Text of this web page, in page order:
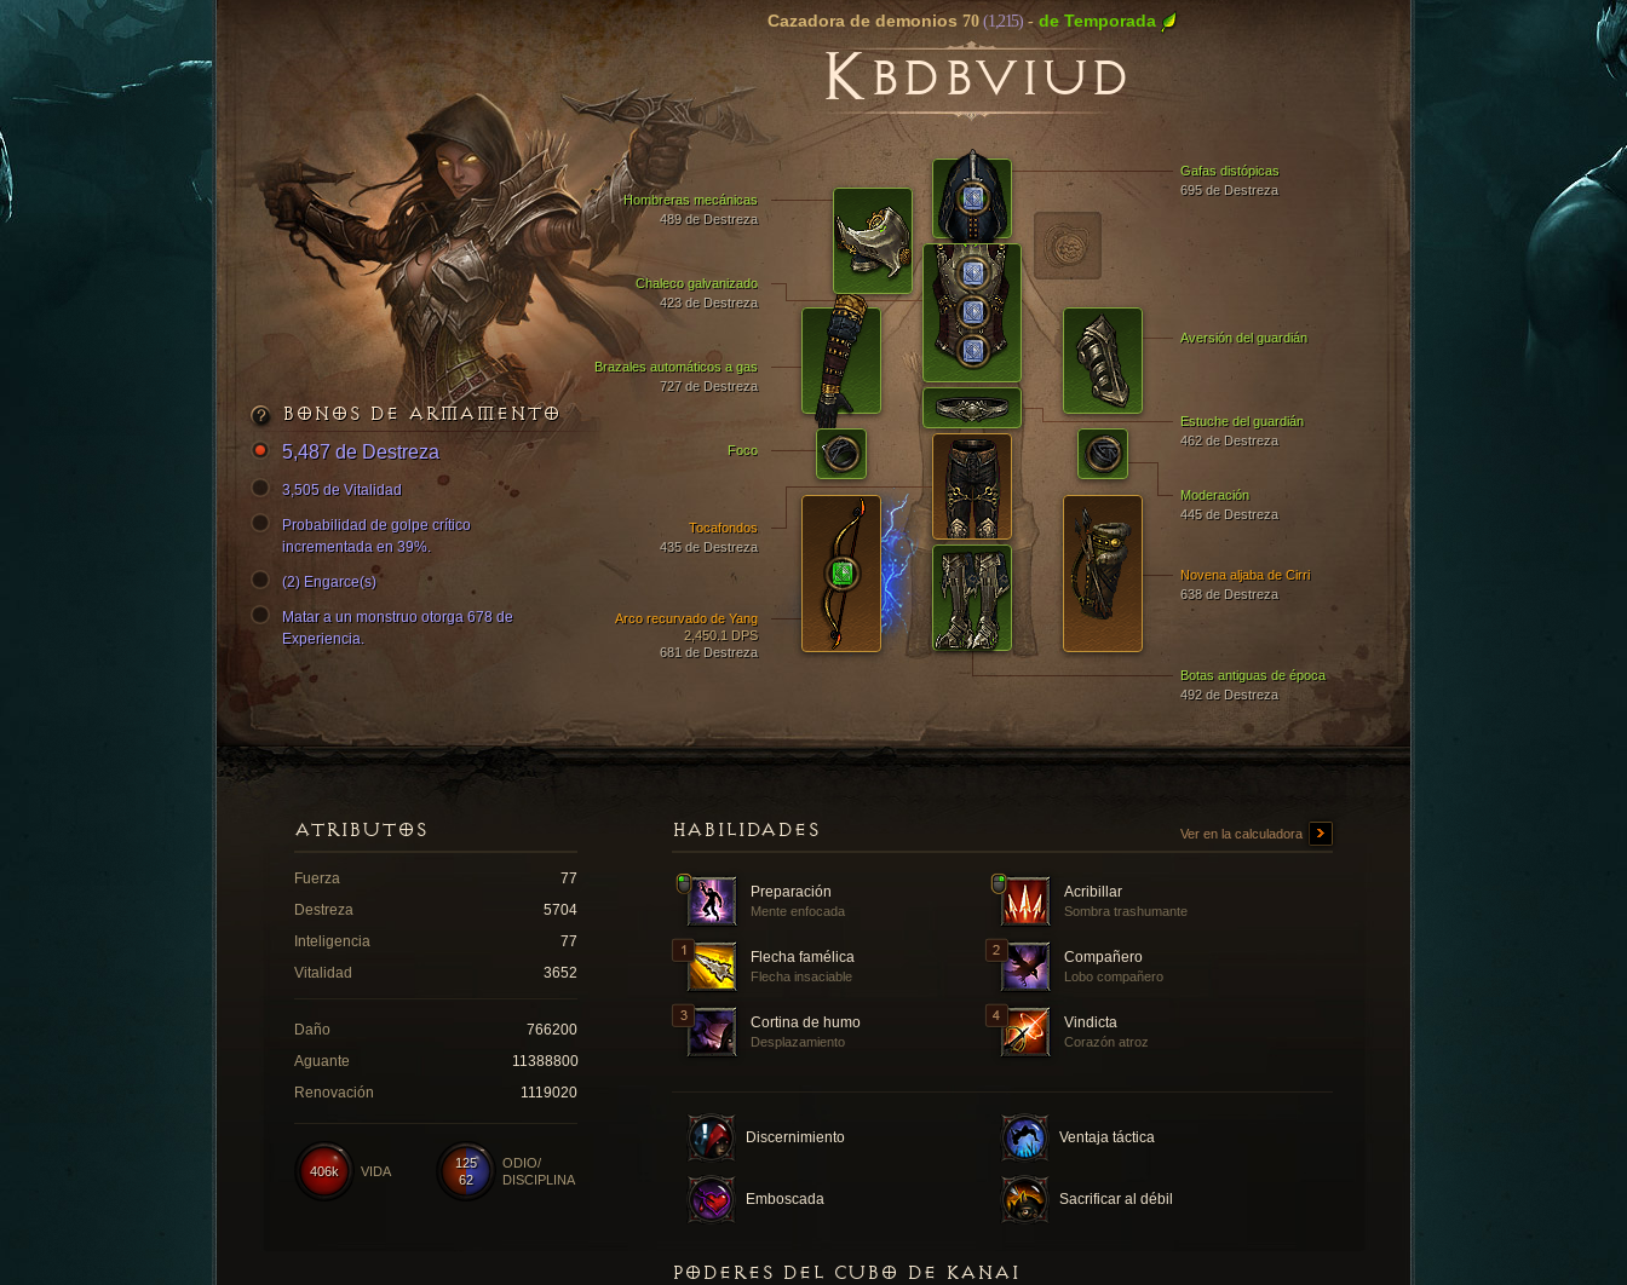
Cazadora de demonios 70 (1,215) - de Temporada
KBDBVIUD
Gafas distópicas
695 de Destreza
Chaleco galvanizado
423 de Destreza
Botas antiguas de época
492 de Destreza
Brazales automáticos a gas
727 de Destreza
Hombreras mecánicas
489 de Destreza
Tocafondos
435 de Destreza
Aversión del guardián
Arco recurvado de Yang
2,450.1 DPS
681 de Destreza
Novena aljaba de Cirri
638 de Destreza
Estuche del guardián
462 de Destreza
Moderación
445 de Destreza
Foco
BONOS DE ARMAMENTO
5,487 de Destreza
3,505 de Vitalidad
Probabilidad de golpe crítico
incrementada en 39%.
(2) Engarce(s)
Matar a un monstruo otorga 678 de
Experiencia.
HABILIDADES Ver en la calculadora
Preparación
Mente enfocada
Acribillar
Sombra trashumante
Flecha famélica
Flecha insaciable
Compañero
Lobo compañero
Cortina de humo
Desplazamiento
Vindicta
Corazón atroz
Discernimiento Ventaja táctica
Emboscada Sacrificar al débil
ATRIBUTOS
Fuerza
77
Destreza
5704
Inteligencia
77
Vitalidad
3652
Daño
766200
Aguante
11388800
Renovación
1119020
125
62
ODIO/
DISCIPLINA
406k VIDA
PODERES DEL CUBO DE KANAI